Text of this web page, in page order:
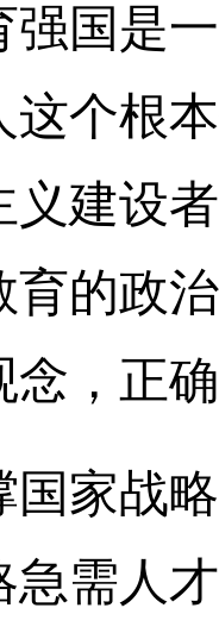
强国是
这个根
义建设
育的政
念，正
国家战
急需人